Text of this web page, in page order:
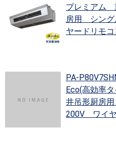
プレミアム
房用 シン
ヤードリモ
PA-
Eco(高効率
井吊形厨房
200V ワイ